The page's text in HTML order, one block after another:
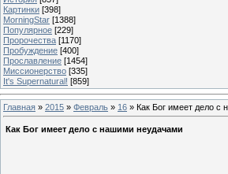
Картинки [398]
MorningStar [1388]
Популярное [229]
Пророчества [1170]
Пробуждение [400]
Прославление [1454]
Миссионерство [335]
It's Supernatural! [859]
Главная » 2015 » Февраль » 16 » Как Бог имеет дело с
Как Бог имеет дело с нашими неудачами